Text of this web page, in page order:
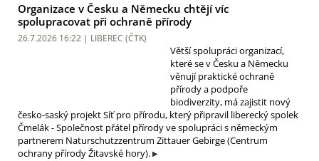
Organizace v Česku a Německu chtějí víc
spolupracovat při ochraně přírody
26.7.2026 16:22 | LIBEREC (ČTK)
Větší spolupráci organizací,
které se v Česku a Německu
věnují praktické ochraně
přírody a podpoře
biodiverzity, má zajistit nový
česko-saský projekt Síť pro přírodu, který připravil liberecký spolek
Čmelák - Společnost přátel přírody ve spolupráci s německým
partnerem Naturschutzzentrum Zittauer Gebirge (Centrum
ochrany přírody Žitavské hory).